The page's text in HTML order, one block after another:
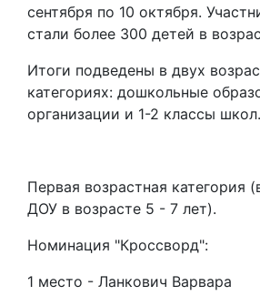
сентября по 10 октября.
стали более 300 детей в
Итоги подведены в двух
категориях: дошкольные
организации и 1-2 классы школ.
Первая возрастная категория
ДОУ в возрасте 5 - 7 лет).
Номинация "Кроссворд":
1 место - Ланкович Варвара